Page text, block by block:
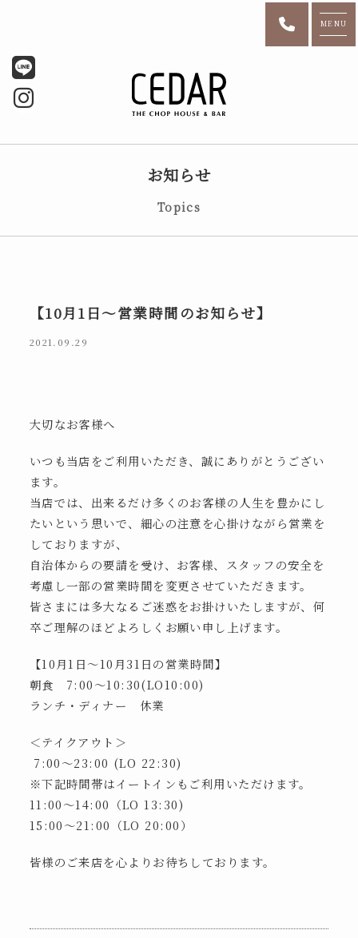
MENU
お知らせ
Topics
【10月1日～営業時間のお知らせ】
2021.09.29
大切なお客様へ
いつも当店をご利用いただき、誠にありがとうござい
ます。
当店では、出来るだけ多くのお客様の人生を豊かにし
たいという思いで、細心の注意を心掛けながら営業を
しておりますが、
自治体からの要請を受け、お客様、スタッフの安全を
考慮し一部の営業時間を変更させていただきます。
皆さまには多大なるご迷惑をお掛けいたしますが、何
卒ご理解のほどよろしくお願い申し上げます。
【10月1日～10月31日の営業時間】
朝食 7:00～10:30(LO10:00)
ランチ・ディナー 休業
＜テイクアウト＞
7:00～23:00 (LO 22:30)
※下記時間帯はイートインもご利用いただけます。
11:00～14:00（LO 13:30)
15:00～21:00（LO 20:00）
皆様のご来店を心よりお待ちしております。